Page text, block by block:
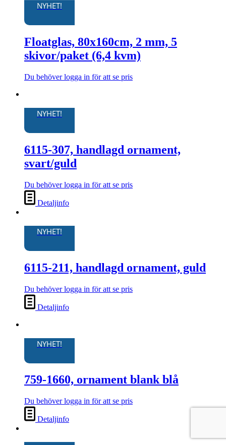
har
varianter.
De
olika
kan
NYHET!
Floatglas, 80x160cm, 2 mm, 5
skivor/paket (6,4 kvm)
Du behöver logga in för att se pris
varianter.
olika
alternativen
kan
på
produktsidan
NYHET!
6115-307, handlagd ornament,
svart/guld
Du behöver logga in för att se pris
Detaljinfo
NYHET!
6115-211, handlagd ornament, guld
Du behöver logga in för att se pris
Detaljinfo
NYHET!
759-1660, ornament blank blå
Du behöver logga in för att se pris
Detaljinfo